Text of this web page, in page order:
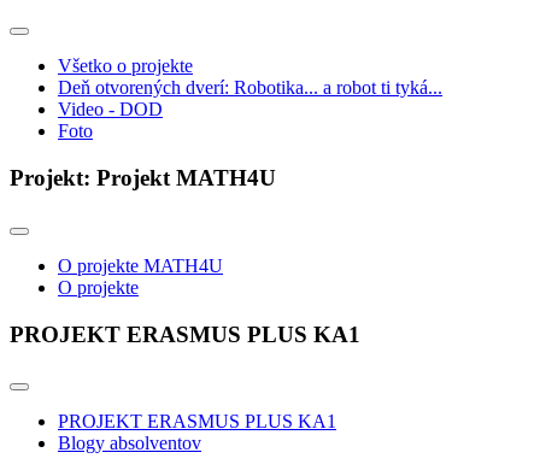
Všetko o projekte
Deň otvorených dverí: Robotika... a robot ti tyká...
Video - DOD
Foto
Projekt: Projekt MATH4U
O projekte MATH4U
O projekte
PROJEKT ERASMUS PLUS KA1
PROJEKT ERASMUS PLUS KA1
Blogy absolventov